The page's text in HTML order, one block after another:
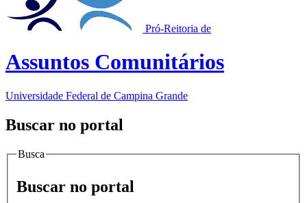
Pró-Reitoria de
Assuntos Comunitários
Universidade Federal de Campina Grande
Buscar no portal
Busca
Buscar no portal